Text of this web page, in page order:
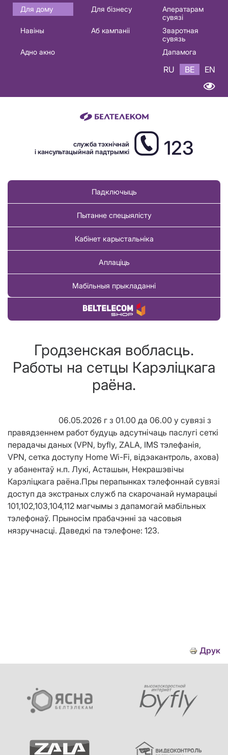
Основная
навигация
Для дому Для бізнесу
Аператарам
сувязі
Навіны
Аб кампаніі
Зваротная
сувязь
Адно акно
Дапамога
RU BE EN
служба тэхнічнай
і кансультацыйнай падтрымкі
123
Падключыць
Пытанне спецыялісту
Кабінет карыстальніка
Аплаціць
Мабільныя прыкладанні
Купіць тавар
Гродзенская вобласць.
Работы на сетцы Карэліцкага
раёна.
06.05.2026 г з 01.00 да 06.00 у сувязі з
правядзеннем работ будуць адсутнічаць паслугі сеткі
перадачы даных (VPN, byfly, ZALA, IMS тэлефанія,
VPN, сетка доступу Home Wi-Fi, відэакантроль, ахова)
у абанентаў н.п. Лукі, Асташын, Некрашэвічы
Карэліцкага раёна.Пры перапынках тэлефоннай сувязі
доступ да экстраных служб па скарочанай нумарацыі
101,102,103,104,112 магчымы з дапамогай мабільных
тэлефонаў. Прыносім прабачэнні за часовыя
нязручнасці. Даведкі па тэлефоне: 123.
Друк